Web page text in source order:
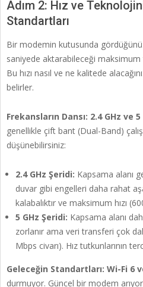
Adım 2: Hız ve
Standartları
Bir modemin kutusunda
saniyede aktarabileceği maksimum
Bu hızı nasıl ve ne kalitede
belirler.
Frekansların Dansı: 2.4 GHz ve 5
genellikle çift bant (Dual-Band)
düşünebilirsiniz:
2.4 GHz Şeridi: Kapsama alanı
duvar gibi engelleri daha rahat
kalabalıktır ve maksimum hızı
5 GHz Şeridi: Kapsama alanı
zorlanır ama veri transferi çok
Mbps civarı). Hız tutkunlarının
Geleceğin Standartları: Wi-Fi 6
durmuyor. Güncel bir modem